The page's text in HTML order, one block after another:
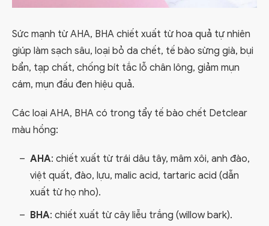
Sức mạnh từ AHA, BHA chiết xuất từ hoa quả tự nhiên
giúp làm sạch sâu, loại bỏ da chết, tế bào sừng già, bụi
bẩn, tạp chất, chống bít tắc lỗ chân lông, giảm mụn
cám, mụn đầu đen hiệu quả.
Các loại AHA, BHA có trong tẩy tế bào chết Detclear
màu hồng:
AHA: chiết xuất từ trái dâu tây, mâm xôi, anh đào,
việt quất, đào, lựu, malic acid, tartaric acid (dẫn
xuất từ họ nho).
BHA: chiết xuất từ cây liễu trắng (willow bark).